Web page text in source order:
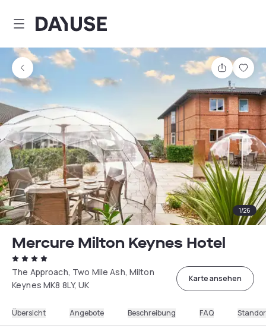
Dayuse
Teilen
1/26
Mercure Milton Keynes Hotel
The Approach, Two Mile Ash, Milton
Keynes MK8 8LY, UK
Karte ansehen
Übersicht Angebote Beschreibung FAQ